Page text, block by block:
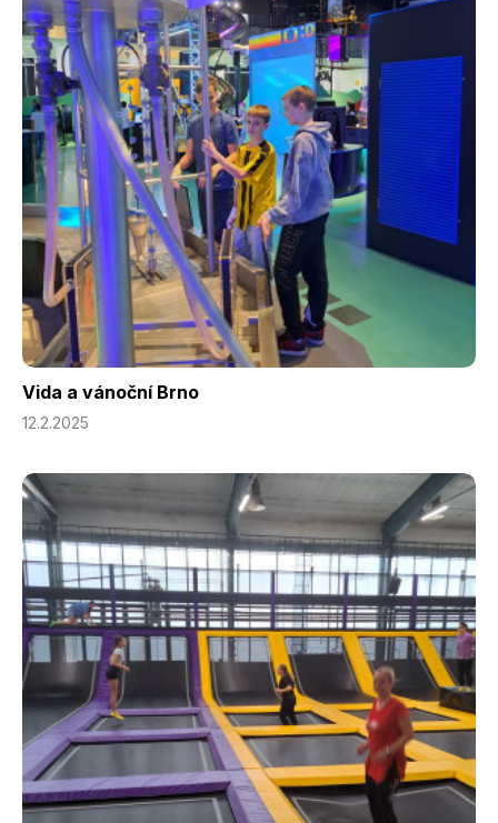
Vida a vánoční Brno
12.2.2025